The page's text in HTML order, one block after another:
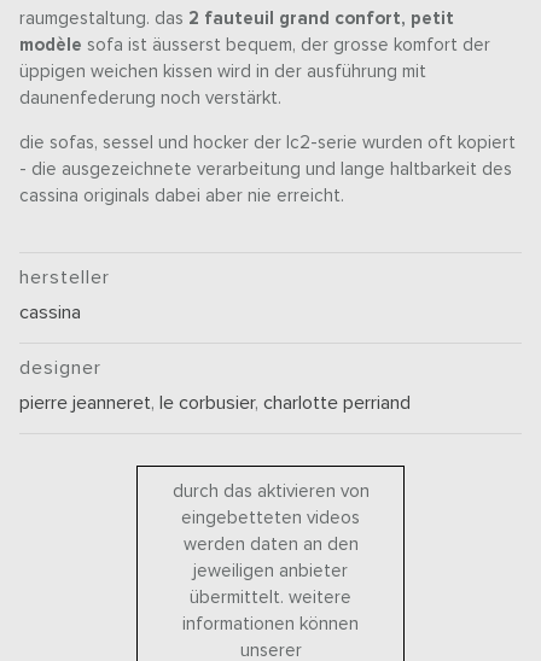
raumgestaltung. das 2 fauteuil grand confort, petit
modèle sofa ist äusserst bequem, der grosse komfort der
üppigen weichen kissen wird in der ausführung mit
daunenfederung noch verstärkt.
die sofas, sessel und hocker der lc2-serie wurden oft kopiert
- die ausgezeichnete verarbeitung und lange haltbarkeit des
cassina originals dabei aber nie erreicht.
hersteller
cassina
designer
pierre jeanneret, le corbusier,charlotte perriand
durch das aktivieren von
eingebetteten videos
werden daten an den
jeweiligen anbieter
übermittelt. weitere
informationen können
unserer